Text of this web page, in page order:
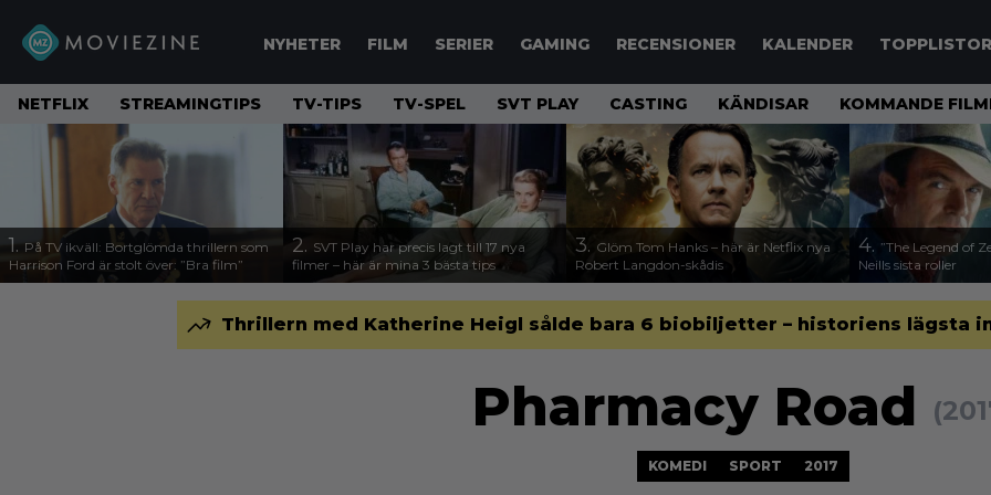
NYHETER FILM SERIER GAMING RECENSIONER KALENDER TOPPLISTOR
NETFLIX STREAMINGTIPS TV-TIPS TV-SPEL SVT PLAY CASTING KÄNDISAR KOMMANDE
1. På TV ikväll: Bortglömda thrillern som
Harrison Ford är stolt över: ”Bra film”
2. SVT Play har precis lagt till 17 nya
filmer – här är mina 3 bästa tips
3. Glöm Tom Hanks – här är Netflix nya
Robert Langdon-skådis
4. ”The Legend of
Neills sista roller
Thrillern med Katherine Heigl sålde bara 6 biobiljetter – historiens lägsta
Pharmacy Road
KOMEDI SPORT 2017